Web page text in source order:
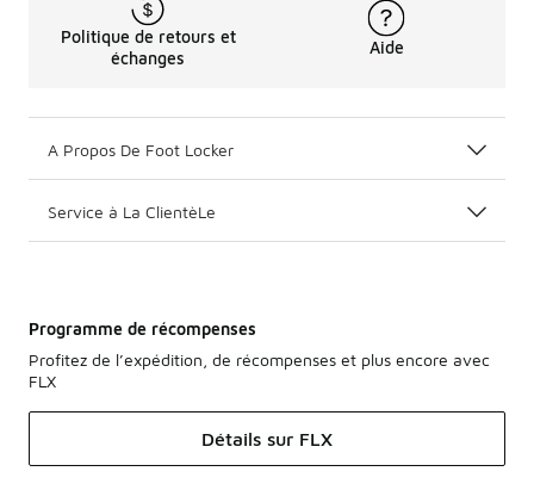
Politique de retours et
échanges
Aide
A Propos De Foot Locker
Service à La ClientèLe
Programme de récompenses
Profitez de l’expédition, de récompenses et plus encore avec
FLX
Détails sur FLX